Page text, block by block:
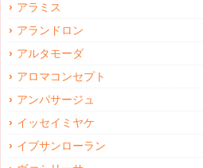
アラミス
アランドロン
アルタモーダ
アロマコンセプト
アンパサージュ
イッセイミヤケ
イブサンローラン